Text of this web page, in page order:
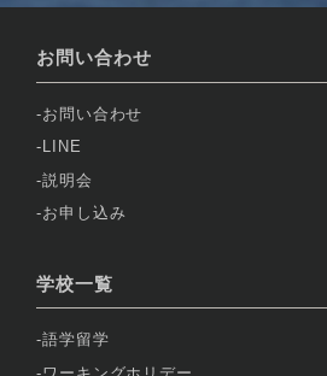
お問い合わせ
お問い合わせ
LINE
説明会
お申し込み
学校一覧
語学留学